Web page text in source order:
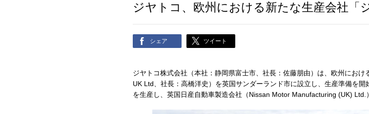
ジヤトコ、欧州における新たな生産会社「
シェア ツイート
ジヤトコ株式会社（本社：静岡県富士市、社長：佐藤朋由）は、欧州にお
UK Ltd、社長：高橋洋史）を英国サンダーランド市に設立し、生産準備を開
を生産し、英国日産自動車製造会社（Nissan Motor Manufacturing (UK) Ltd.